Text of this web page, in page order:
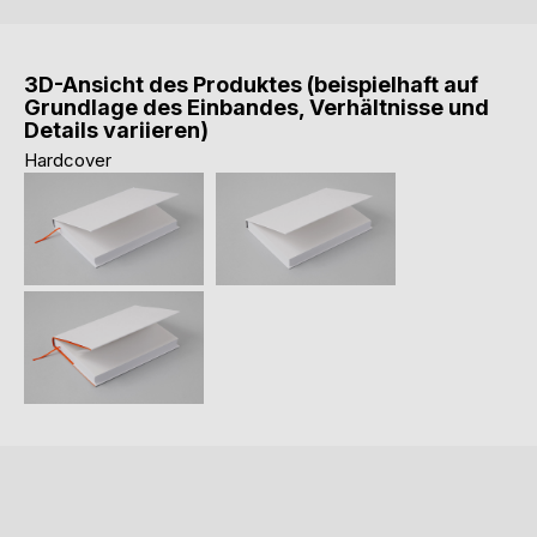
3D-Ansicht des Produktes (beispielhaft auf
Grundlage des Einbandes, Verhältnisse und
Details variieren)
Hardcover